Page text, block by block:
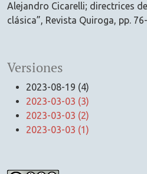
Versiones
2023-08-19 (4)
2023-03-03 (3)
2023-03-03 (2)
2023-03-03 (1)
Alejandro Cicarelli; directrices
clásica”, Revista Quiroga, pp.